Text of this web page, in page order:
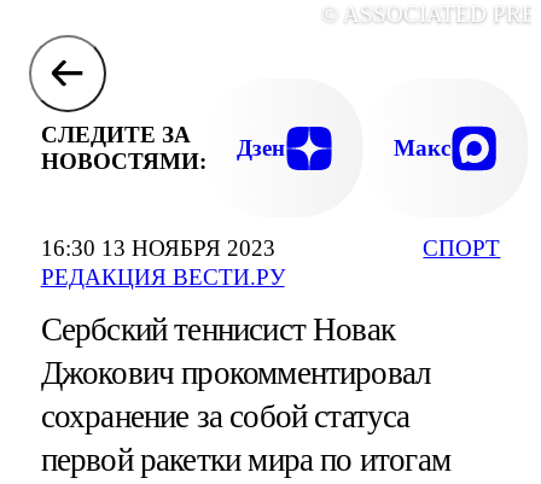
16:30 13 НОЯБРЯ 2023
РЕДАКЦИЯ ВЕСТИ.РУ
СПОРТ
© ASSOCIATED
СЛЕДИТЕ ЗА
НОВОСТЯМИ:
Дзен Макс
Сербский теннисист Новак
Джокович прокомментировал
сохранение за собой статуса
первой ракетки мира по итогам